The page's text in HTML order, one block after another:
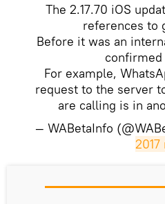
The 2.17.70 iOS
references to
Before it was an
confirmed
For example,
request to the server
are calling is in
— WABetaInfo
2017